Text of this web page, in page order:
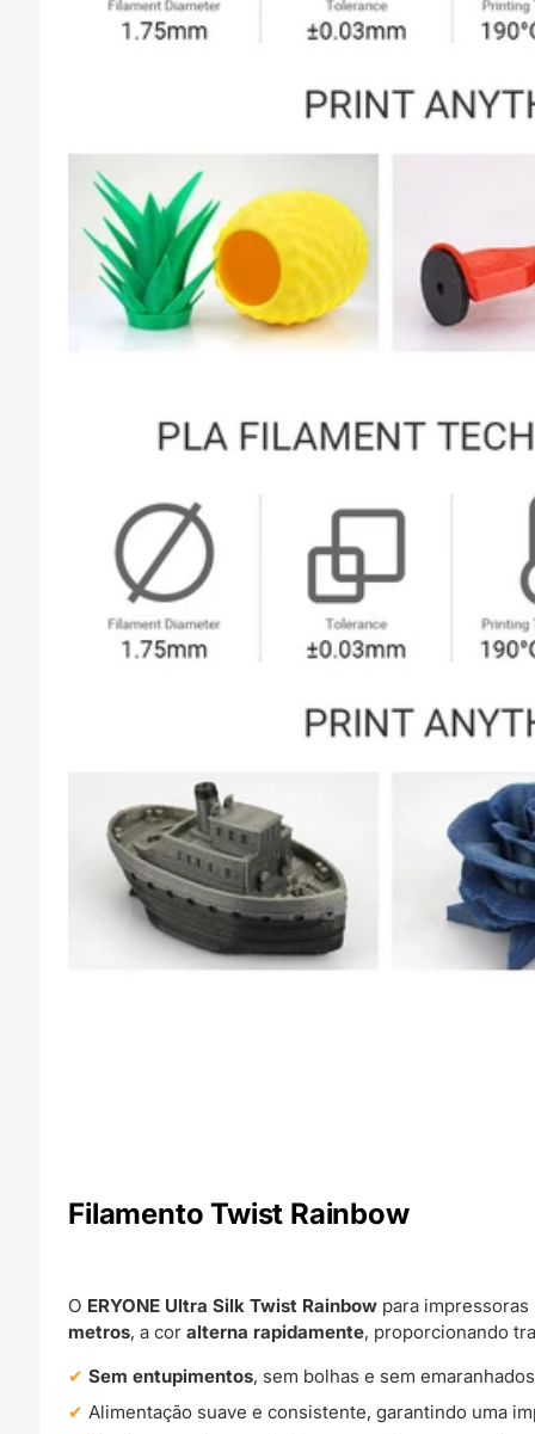
Filamento Twist Rainbow
O ERYONE Ultra Silk Twist Rainbow para
metros, a coralterna rapidamente, proporcionando
Sem entupimentos, sem bolhas e sem
Alimentação suave e consistente, garantindo uma